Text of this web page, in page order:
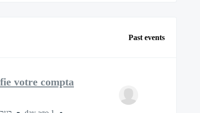
Past events
votre compta !